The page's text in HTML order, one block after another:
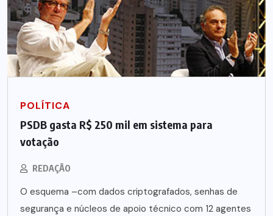
POLÍTICA
PSDB gasta R$ 250 mil em sistema para
votação
REDAÇÃO
O esquema –com dados criptografados, senhas de
segurança e núcleos de apoio técnico com 12 agentes